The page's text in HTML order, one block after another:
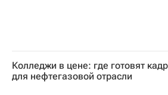
Колледжи в цене: где готовят
для нефтегазовой отрасли